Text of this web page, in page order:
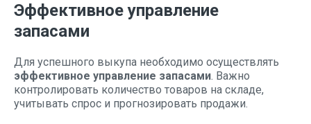
Эффективное управление
запасами
Для успешного выкупа необходимо осуществлять
эффективное управление запасами. Важно
контролировать количество товаров на складе,
учитывать спрос и прогнозировать продажи.